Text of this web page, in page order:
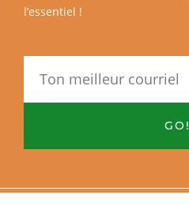
l’essentiel !
GO!